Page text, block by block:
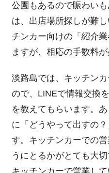
公園もあるので賑わい
は、出店場所探しが難
チンカー向けの「紹介
ますが、相応の手数料が
淡路島では、キッチン
ので、 LINEで情報交換
を教えてもらいます。
に「どうやって出すの
す。キッチンカーでの
うにとるかがとても大
キッチンカーで営業し